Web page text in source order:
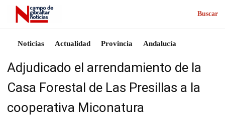
Buscar
Noticias Actualidad Provincia Andalucía
Adjudicado el arrendamiento de la
Casa Forestal de Las Presillas a la
cooperativa Miconatura